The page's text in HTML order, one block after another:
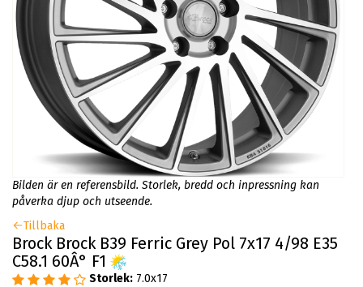
Bilden är en referensbild. Storlek, bredd och inpressning kan
påverka djup och utseende.
Tillbaka
Brock Brock B39 Ferric Grey Pol 7x17 4/98 E35
C58.1 60Â° F1
Storlek: 7.0x17